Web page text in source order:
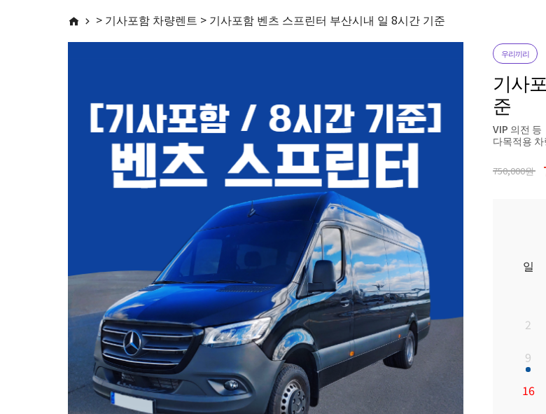
> 기사포함 차량렌트 > 기사포함 벤츠 스프린터 부산시내 일 8시간 기준
우리끼리
기사
준
VIP 의전 등
다목적용
750,000원
일
2
9
16